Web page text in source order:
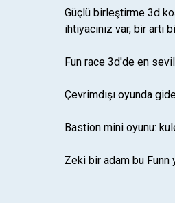
Güçlü birleştirme 3d
ihtiyacınız var, bir
Fun race 3d'de en
Çevrimdışı oyunda
Bastion mini oyunu:
Zeki bir adam bu Funn